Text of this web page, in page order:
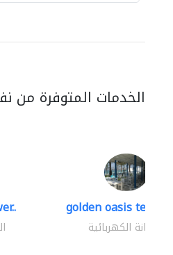
الخدمات المتوفرة من
golden oasis
الصيانة الكهربائية